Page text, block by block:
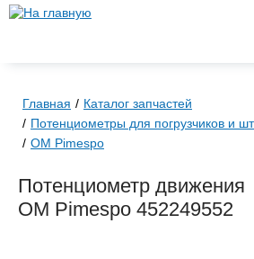
Главная
Каталог запчастей
Потенциометры для погрузчиков и
OM Pimespo
Потенциометр движения
OM Pimespo 452249552